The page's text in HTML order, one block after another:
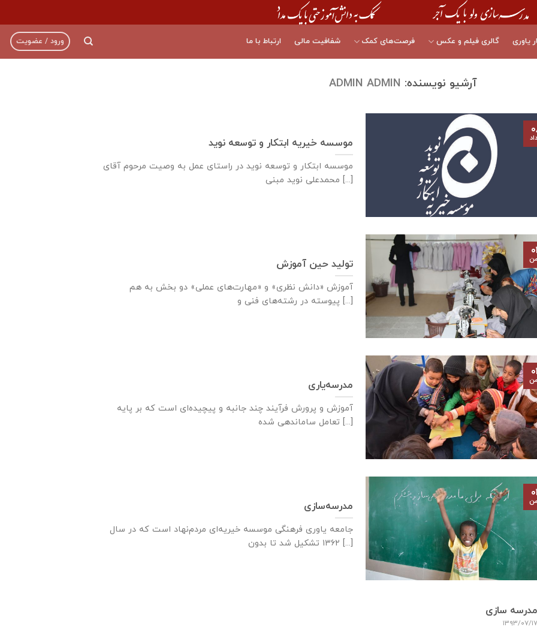
یاوری گالری فیلم و عکس فرصت‌های کمک شفافیت مالی ارتباط با ما ورود / عضویت
آرشیو نویسنده: ADMIN ADMIN
موسسه خیریه ابتکار و توسعه نوید
موسسه ابتکار و توسعه نوید در راستای عمل به وصیت مرحوم آقای
محمدعلی نوید مبنی [...]
تولید حین آموزش
آموزش «دانش نظری» و «مهارت‌های عملی» دو بخش به هم
پیوسته در رشته‌های فنی و [...]
مدرسه‌یاری
آموزش و پرورش فرآیند چند جانبه و پیچیده‌ای است که بر پایه
تعامل ساماندهی شده [...]
مدرسه‌سازی
جامعه یاوری فرهنگی موسسه خیریه‌ای مردم‌نهاد است که در سال
۱۳۶۲ تشکیل شد تا بدون [...]
مدرسه سازی
۱۳۹۳/۰۷/۱۷